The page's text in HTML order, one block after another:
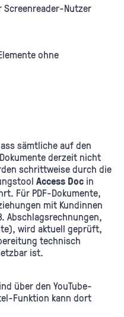
Nutzer
ohne
sämtliche auf den
derzeit nicht
schrittweise durch die
Access Doc in
Für PDF-Dokumente,
mit Kundinnen
Abschlagsrechnungen,
wird aktuell geprüft,
technisch
ist.
über den YouTube-
Funktion kann dort